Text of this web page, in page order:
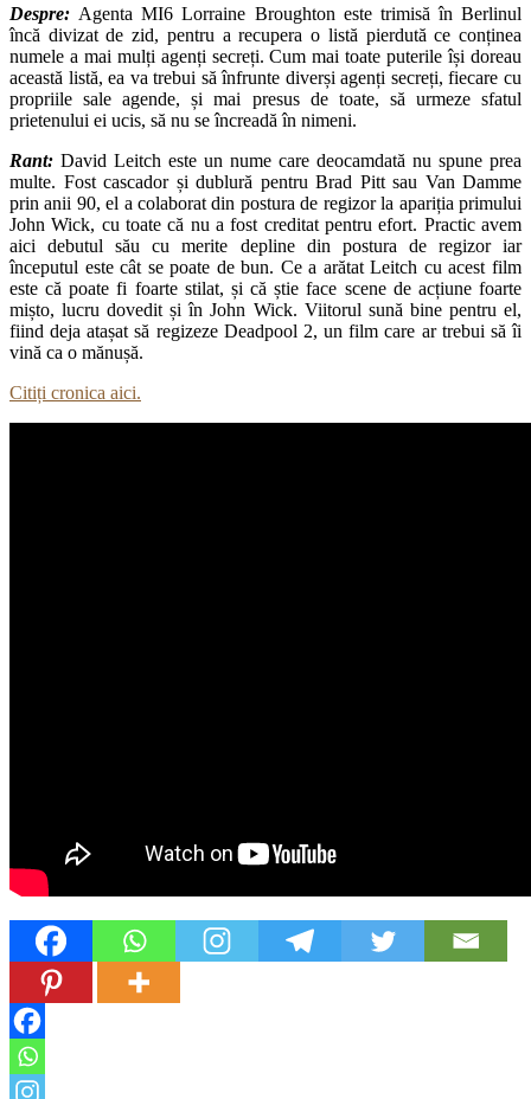
Despre: Agenta MI6 Lorraine Broughton este trimisă în Berlinul
încă divizat de zid, pentru a recupera o listă pierdută ce conținea
numele a mai mulți agenți secreți. Cum mai toate puterile își doreau
această listă, ea va trebui să înfrunte diverși agenți secreți, fiecare cu
propriile sale agende, și mai presus de toate, să urmeze sfatul
prietenului ei ucis, să nu se încreadă în nimeni.
Rant: David Leitch este un nume care deocamdată nu spune prea
multe. Fost cascador și dublură pentru Brad Pitt sau Van Damme
prin anii 90, el a colaborat din postura de regizor la apariția primului
John Wick, cu toate că nu a fost creditat pentru efort. Practic avem
aici debutul său cu merite depline din postura de regizor iar
începutul este cât se poate de bun. Ce a arătat Leitch cu acest film
este că poate fi foarte stilat, și că știe face scene de acțiune foarte
mișto, lucru dovedit și în John Wick. Viitorul sună bine pentru el,
fiind deja atașat să regizeze Deadpool 2, un film care ar trebui să îi
vină ca o mănușă.
Citiți cronica aici.